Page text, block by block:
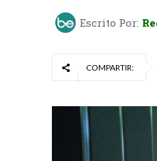
Escrito Por:
COMPARTIR: